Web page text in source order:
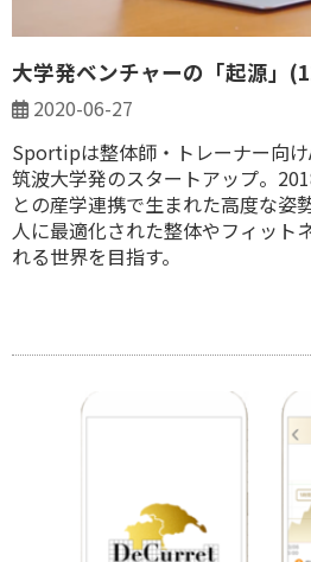
大学発ベンチャーの「起源
2020-06-27
Sportipは整体師・トレーナー向
筑波大学発のスタートアップ。
との産学連携で生まれた高度な姿
人に最適化された整体やフィット
れる世界を目指す。